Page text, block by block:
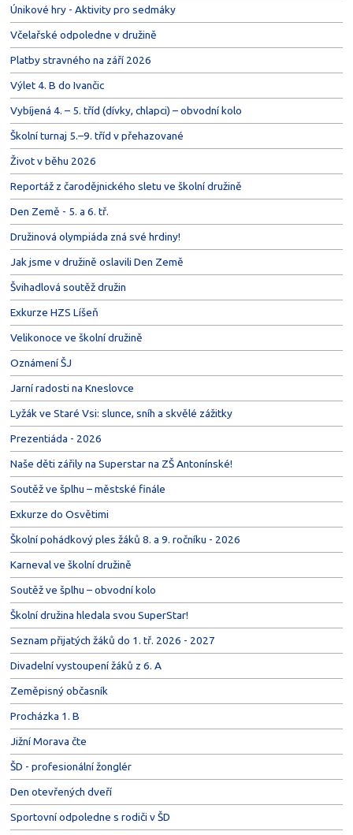
Únikové hry - Aktivity pro sedmáky
Včelařské odpoledne v družině
Platby stravného na září 2026
Výlet 4. B do Ivančic
Vybíjená 4. – 5. tříd (dívky, chlapci) – obvodní kolo
Školní turnaj 5.–9. tříd v přehazované
Život v běhu 2026
Reportáž z čarodějnického sletu ve školní družině
Den Země - 5. a 6. tř.
Družinová olympiáda zná své hrdiny!
Jak jsme v družině oslavili Den Země
Švihadlová soutěž družin
Exkurze HZS Líšeň
Velikonoce ve školní družině
Oznámení ŠJ
Jarní radosti na Kneslovce
Lyžák ve Staré Vsi: slunce, sníh a skvělé zážitky
Prezentiáda - 2026
Naše děti zářily na Superstar na ZŠ Antonínské!
Soutěž ve šplhu – městské finále
Exkurze do Osvětimi
Školní pohádkový ples žáků 8. a 9. ročníku - 2026
Karneval ve školní družině
Soutěž ve šplhu – obvodní kolo
Školní družina hledala svou SuperStar!
Seznam přijatých žáků do 1. tř. 2026 - 2027
Divadelní vystoupení žáků z 6. A
Zeměpisný občasník
Procházka 1. B
Jižní Morava čte
ŠD - profesionální žonglér
Den otevřených dveří
Sportovní odpoledne s rodiči v ŠD